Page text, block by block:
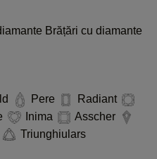
Brățări cu diamante
Pere
Radiant
Inima
Asscher
Triunghiulars